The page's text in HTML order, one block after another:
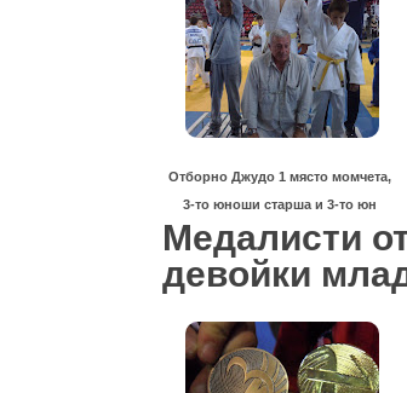
Отборно Джудо 1 място момчета,
3-то юноши старша и 3-то юн
Медалисти
девойки